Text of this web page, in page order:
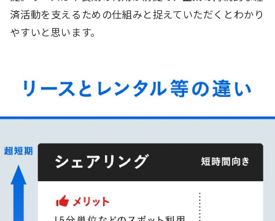
済活動を支えるための仕組みと捉えていただくとわかり
やすいと思います。